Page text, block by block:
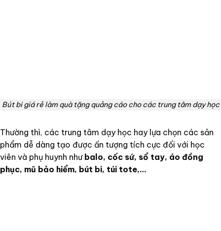
Bút bi giá rẻ làm quà tặng quảng cáo cho các trung tâm dạy học
Thường thì, các trung tâm dạy học hay lựa chọn các sản
phẩm dễ dàng tạo được ấn tượng tích cực đối với học
viên và phụ huynh như balo, cốc sứ, sổ tay, áo đồng
phục, mũ bảo hiểm, bút bi, túi tote,…